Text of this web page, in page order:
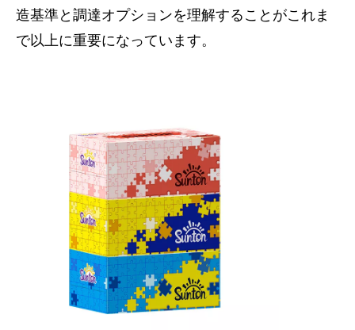
造基準と調達オプションを理解することがこれま
で以上に重要になっています。